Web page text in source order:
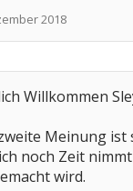
2018
Willkommen
Meinung ist
noch Zeit
wird.